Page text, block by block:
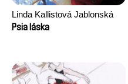
Linda Kallistová Jablonská
Psia láska